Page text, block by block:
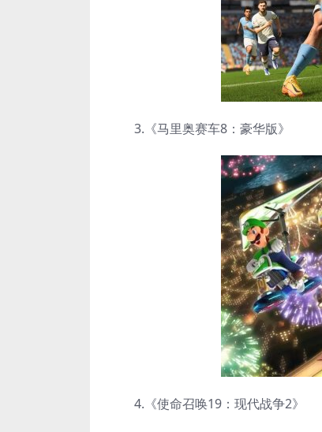
3.《马里奥赛车8：豪华版》
4.《使命召唤19：现代战争2》